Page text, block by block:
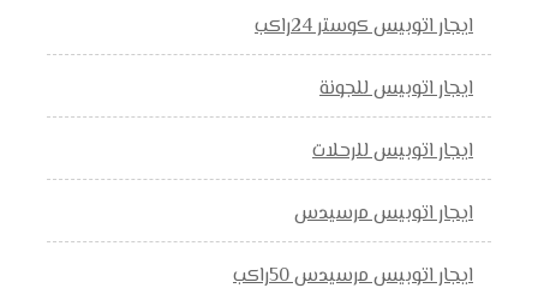
ايجار اتوبيس كوستر 24راكب
ايجار اتوبيس للجونة
ايجار اتوبيس للرحلات
ايجار اتوبيس مرسيدس
ايجار اتوبيس مرسيدس 50راكب